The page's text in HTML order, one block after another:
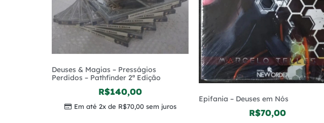
Deuses & Magias – Presságios
Perdidos – Pathfinder 2ª Edição
R$140,00
Em até 2x de R$70,00sem juros
Epifania – Deuses em Nós
R$70,00